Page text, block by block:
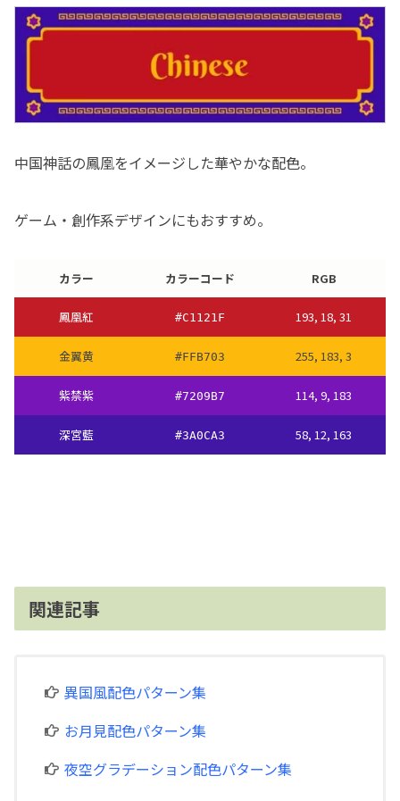
中国神話の鳳凰をイメージした華やかな配色。
ゲーム・創作系デザインにもおすすめ。
カラー カラーコード RGB
鳳凰紅 #C1121F 193, 18, 31
金翼黄 #FFB703 255, 183, 3
紫禁紫 #7209B7 114, 9, 183
深宮藍 #3A0CA3 58, 12, 163
関連記事
異国風配色パターン集
お月見配色パターン集
夜空グラデーション配色パターン集